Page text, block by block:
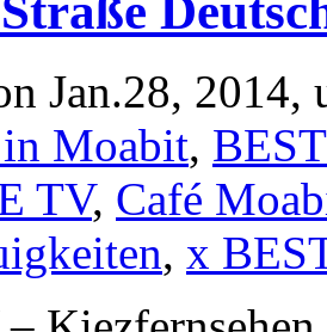
Jan.28, 2014,
Moabit,
TV, Café
, x